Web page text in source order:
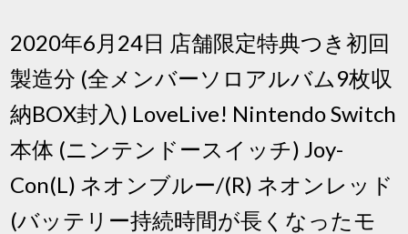
2020年6月24日 店舗限定特典つき初回
製造分 (全メンバーソロアルバム9枚収
納BOX封入) LoveLive! Nintendo Switch
本体 (ニンテンドースイッチ) Joy-
Con(L) ネオンブルー/(R) ネオンレッド
(バッテリー持続時間が長くなったモ